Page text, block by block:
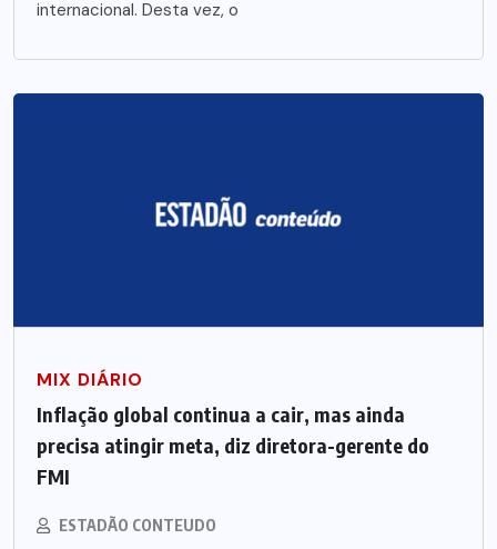
internacional. Desta vez, o
MIX DIÁRIO
Inflação global continua a cair, mas ainda
precisa atingir meta, diz diretora-gerente do
FMI
ESTADÃO CONTEUDO